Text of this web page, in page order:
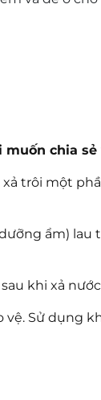
chia
trôi một
ẩm)
khi xả
Sử dụng